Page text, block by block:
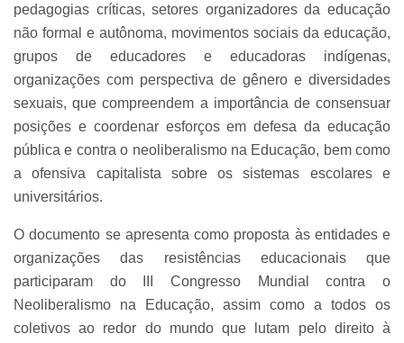
pedagogias críticas, setores organizadores da educação
não formal e autônoma, movimentos sociais da educação,
grupos de educadores e educadoras indígenas,
organizações com perspectiva de gênero e diversidades
sexuais, que compreendem a importância de consensuar
posições e coordenar esforços em defesa da educação
pública e contra o neoliberalismo na Educação, bem como
a ofensiva capitalista sobre os sistemas escolares e
universitários.
O documento se apresenta como proposta às entidades e
organizações das resistências educacionais que
participaram do III Congresso Mundial contra o
Neoliberalismo na Educação, assim como a todos os
coletivos ao redor do mundo que lutam pelo direito à